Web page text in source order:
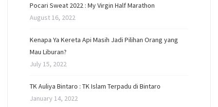
Pocari Sweat 2022 : My Virgin Half Marathon
August 16, 2022
Kenapa Ya Kereta Api Masih Jadi Pilihan Orang yang
Mau Liburan?
July 15, 2022
TK Auliya Bintaro : TK Islam Terpadu di Bintaro
January 14, 2022